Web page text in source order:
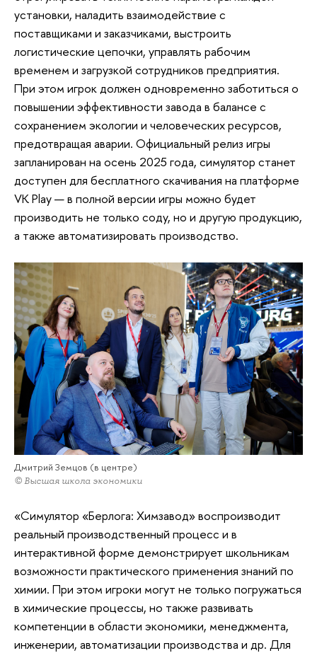
установки, наладить взаимодействие с
поставщиками и заказчиками, выстроить
логистические цепочки, управлять рабочим
временем и загрузкой сотрудников предприятия.
При этом игрок должен одновременно заботиться о
повышении эффективности завода в балансе с
сохранением экологии и человеческих ресурсов,
предотвращая аварии. Официальный релиз игры
запланирован на осень 2025 года, симулятор станет
доступен для бесплатного скачивания на платформе
VK Play — в полной версии игры можно будет
производить не только соду, но и другую продукцию,
а также автоматизировать производство.
Дмитрий Земцов (в центре)
© Высшая школа экономики
«Симулятор «Берлога: Химзавод» воспроизводит
реальный производственный процесс и в
интерактивной форме демонстрирует школьникам
возможности практического применения знаний по
химии. При этом игроки могут не только погружаться
в химические процессы, но также развивать
компетенции в области экономики, менеджмента,
инженерии, автоматизации производства и др. Для